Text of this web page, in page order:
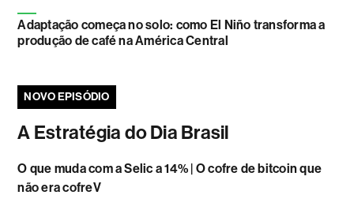
Adaptação começa no solo: como El Niño transforma a
produção de café na América Central
NOVO EPISÓDIO
A Estratégia do Dia Brasil
O que muda com a Selic a 14% | O cofre de bitcoin que
não era cofreV